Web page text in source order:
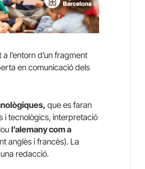
l’entorn d’un fragment
en comunicació dels
que es faran
i tecnològics, interpretació
l’alemany com a
anglès i francès). La
redacció.